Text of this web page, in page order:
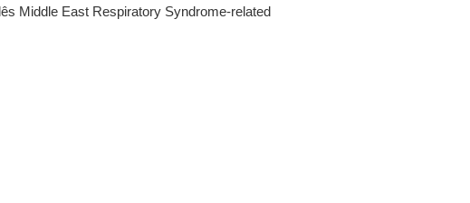
Middle East Respiratory Syndrome-related